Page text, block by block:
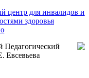
центр для инвалидов и
здоровья
Педагогический
Евсевьева